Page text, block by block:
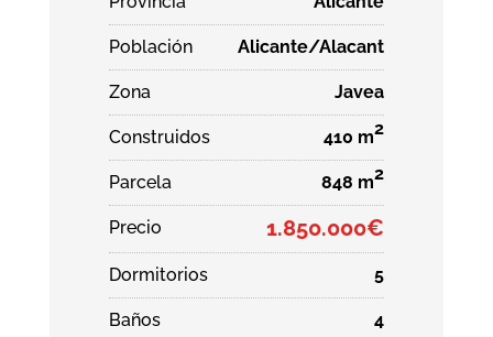
Población Alicante/Alacant
Zona Javea
Construidos 410 m2
Parcela 848 m2
Precio 1.850.000€
Dormitorios 5
Baños 4